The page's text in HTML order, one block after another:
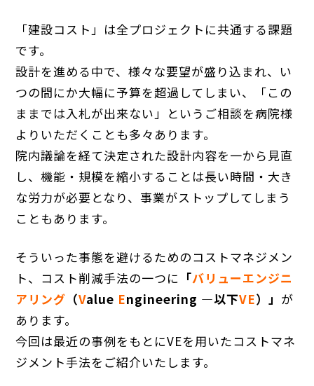
「建設コスト」は全プロジェクトに共通する課題
です。
設計を進める中で、様々な要望が盛り込まれ、い
つの間にか大幅に予算を超過してしまい、「この
ままでは入札が出来ない」というご相談を病院様
よりいただくことも多々あります。
院内議論を経て決定された設計内容を一から見直
し、機能・規模を縮小することは長い時間・大き
な労力が必要となり、事業がストップしてしまう
こともあります。
そういった事態を避けるためのコストマネジメン
ト、コスト削減手法の一つに 「バリューエンジニ
アリング （Value Engineering ―以下VE）」 が
あります。
今回は最近の事例をもとにVEを用いたコストマネ
ジメント手法をご紹介いたします。